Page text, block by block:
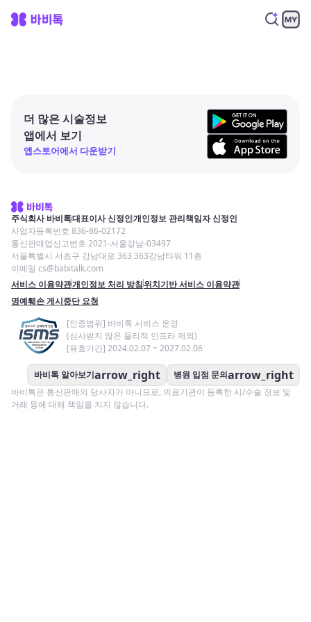
더 많은 시술정보
앱에서 보기
앱스토어에서 다운받기
주식회사 바비톡대표이사 신정인개인정보 관리책임자 신정인
사업자등록번호 836-86-02172
통신판매업신고번호 2021-서울강남-03497
서울특별시 서초구 강남대로 363 363강남타워 11층
이메일 cs@babitalk.com
서비스 이용약관개인정보 처리 방침위치기반 서비스 이용약관
명예훼손 게시중단 요청
[인증범위] 바비톡 서비스 운영
(심사받지 않은 물리적 인프라 제외)
[유효기간] 2024.02.07 ~ 2027.02.06
바비톡 알아보기arrow_right 병원 입점 문의arrow_right
바비톡은 통신판매의 당사자가 아니므로, 의료기관이 등록한 시/수술 정보 및
거래 등에 대해 책임을 지지 않습니다.